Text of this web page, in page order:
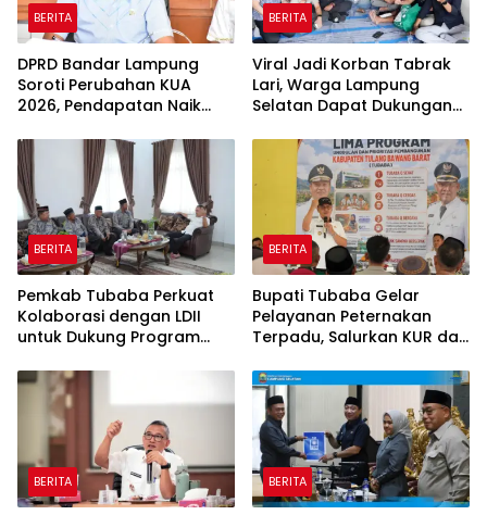
BERITA
DPRD Bandar Lampung
Soroti Perubahan KUA
2026, Pendapatan Naik
Dipangkas
BERITA
Viral Jadi Korban Tabrak
Lari, Warga Lampung
Selatan Dapat Dukungan
Influencer
BERITA
Pemkab Tubaba Perkuat
Kolaborasi dengan LDII
untuk Dukung Program
BERITA
Bupati Tubaba Gelar
Pelayanan Peternakan
Terpadu, Salurkan KUR dan
Ketenagakerjaan
BERITA BERITA